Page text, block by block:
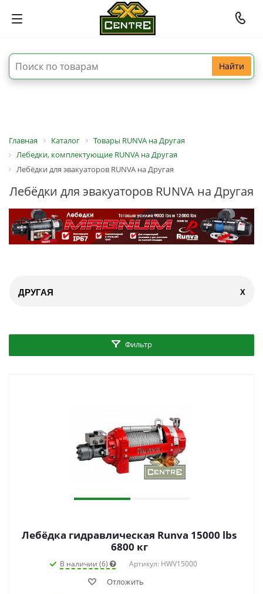
Найти
Главная Каталог
Товары RUNVA на Другая
Лебедки, комплектующие RUNVA на Другая
Лебёдки для эвакуаторов RUNVA на Другая
Лебёдки для эвакуаторов RUNVA на Другая
ДРУГАЯ X
Фильтр
Лебёдка гидравлическая Runva 15000 lbs
6800 кг
В наличии (6) Артикул: HWV15000
Отложить